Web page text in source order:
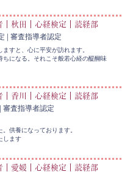
秋田｜心経検定｜読経部
| 審査指導者認定
すと、心に平安が訪れます。
になる。それこそ般若心経の醍醐味
香川｜心経検定｜読経部
審査指導者認定
供養になっております。
します
愛媛｜心経検定｜読経部